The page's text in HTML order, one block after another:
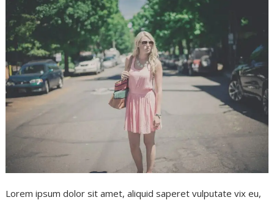
Lorem ipsum dolor sit amet, aliquid saperet vulputate vix eu,